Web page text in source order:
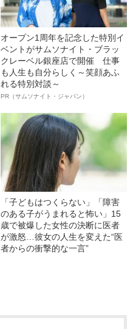
オープン1周年を記念した特別イ
ベントがサムソナイト・ブラッ
クレーベル銀座店で開催 仕事
も人生も自分らしく～笑顔あふ
れる特別対談～
PR（サムソナイト・ジャパン）
「子どもはつくらない」「障害
のある子がうまれると怖い」15
歳で被爆した女性の決断に医者
が激怒…彼女の人生を変えた“医
者からの衝撃的な一言”